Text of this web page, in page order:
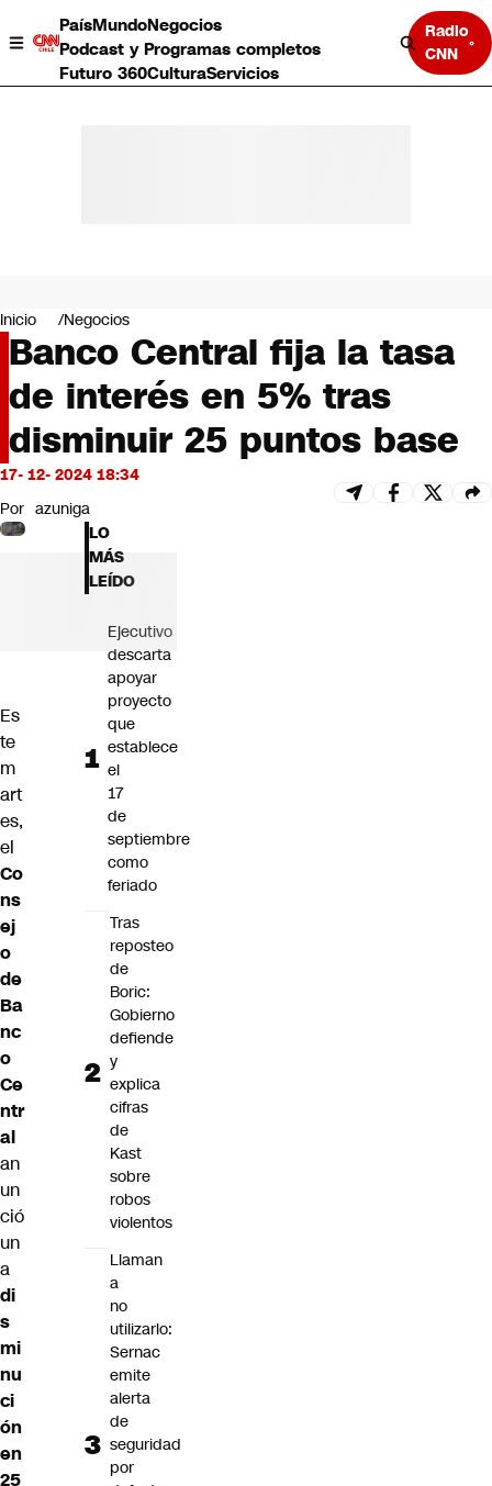
PaísMundoNegocios
Podcast y Programas completos
Futuro 360CulturaServicios
Radio
CNN
Negocios
Deportes
Programas completos
Cultura
Servicios
Bits
CNN tiempo
Futuro 360
Opinión
Inicio Negocios
Banco Central fija la tasa
de interés en 5% tras
disminuir 25 puntos base
17- 12- 2024 18:34
Por azuniga
Es
te
m
art
es,
el
Co
ns
ej
o
de
Ba
nc
o
Ce
ntr
al
an
un
ció
un
a
di
s
mi
nu
ci
ón
en
25
LO
MÁS
LEÍDO
Ejecutivo
descarta
apoyar
proyecto
que
establece
el
17
de
septiembre
como
feriado
Tras
reposteo
de
Boric:
Gobierno
defiende
y
explica
cifras
de
Kast
sobre
robos
violentos
Llaman
a
no
utilizarlo:
Sernac
emite
alerta
de
seguridad
por